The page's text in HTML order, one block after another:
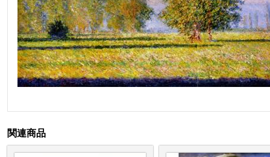
関連商品